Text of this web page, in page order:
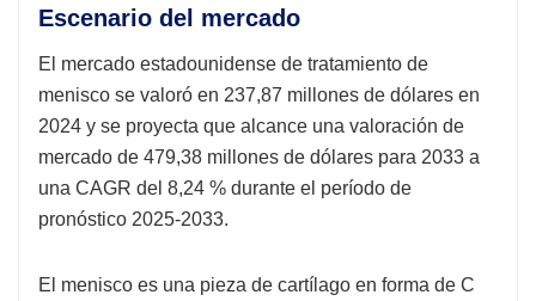
Escenario del mercado
El mercado estadounidense de tratamiento de
menisco se valoró en 237,87 millones de dólares en
2024 y se proyecta que alcance una valoración de
mercado de 479,38 millones de dólares para 2033 a
una CAGR del 8,24 % durante el período de
pronóstico 2025-2033.
El menisco es una pieza de cartílago en forma de C